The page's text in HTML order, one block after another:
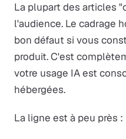
La plupart des articles
l'audience. Le cadrage
bon défaut si vous
produit. C'est
votre usage IA est
hébergées.
La ligne est à peu près :